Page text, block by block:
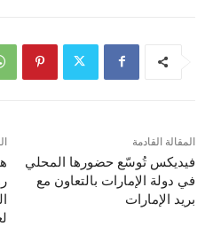
المقالة القادمة
فيديكس تُوسّع حضورها المحلي
في دولة الإمارات بالتعاون مع
بريد الإمارات